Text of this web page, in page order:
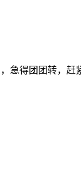
急得团团转，赶